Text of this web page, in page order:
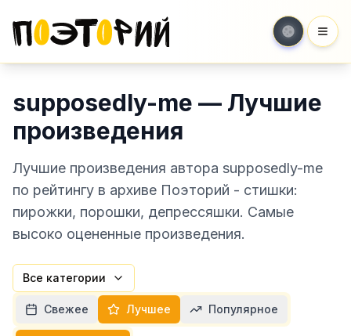
supposedly-me — Лучшие
произведения
Лучшие произведения автора supposedly-me
по рейтингу в архиве Поэторий - стишки:
пирожки, порошки, депрессяшки. Самые
высоко оцененные произведения.
Все категории
Свежее Лучшее Популярное